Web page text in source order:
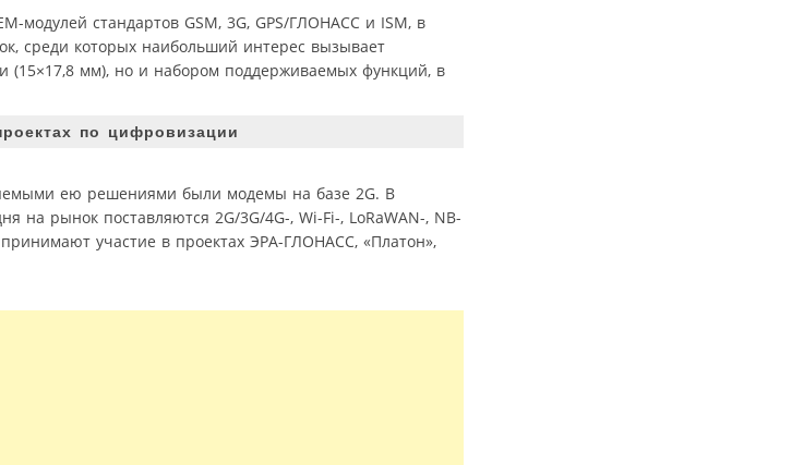
модулей стандартов GSM, 3G, GPS/ГЛОНАСС и ISM, в
среди которых наибольший интерес вызывает
(15×17,8 мм), но и набором поддерживаемых функций, в
по цифровизации
ею решениями были модемы на базе 2G. В
на рынок поставляются 2G/3G/4G-, Wi-Fi-, LoRaWAN-, NB-
участие в проектах ЭРА-ГЛОНАСС, «Платон»,